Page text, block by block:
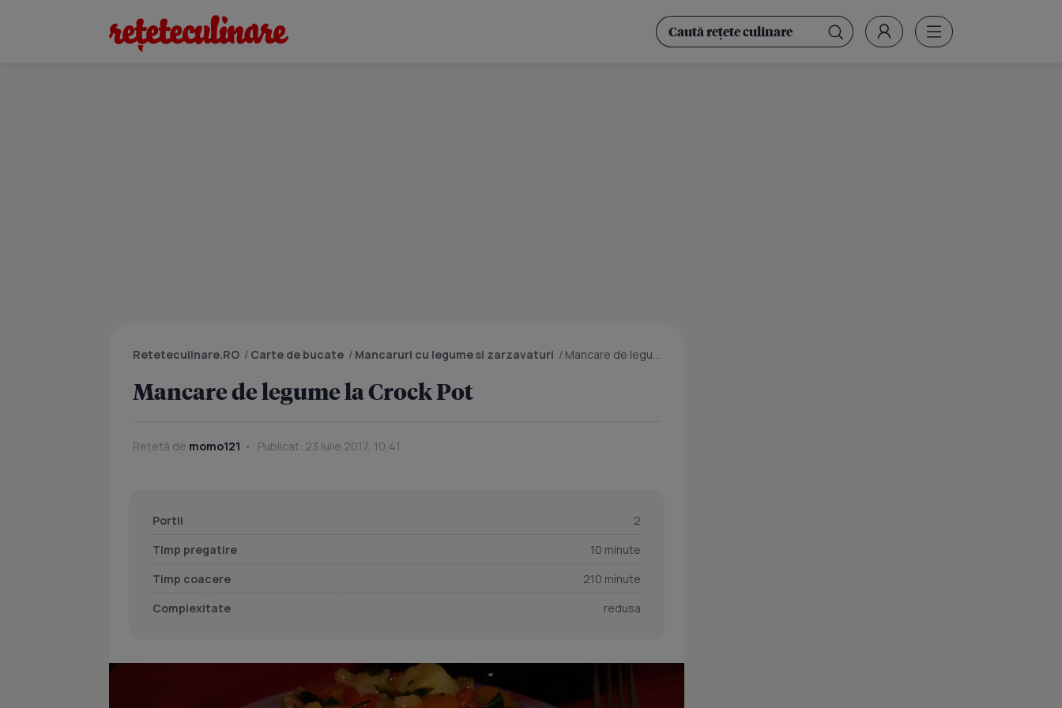
Reteteculinare.RO / Carte de bucate / Mancaruri cu legume si zarzavaturi / Mancare de legume la Crock Pot
Mancare de legume la Crock Pot
Rețetă de momo121 Publicat: 23 Iulie 2017, 10:41
Portii
2
Timp pregatire
10 minute
Timp coacere
210 minute
Complexitate
redusa